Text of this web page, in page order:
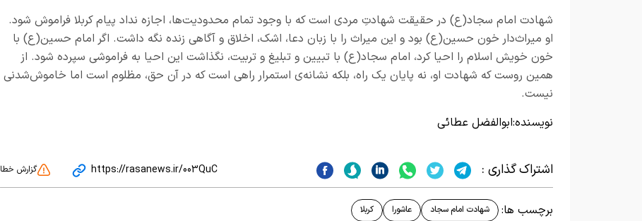
شهادت امام سجاد(ع) در حقیقت شهادتِ مردی است که با وجود تمام محدودیت‌ها، اجازه نداد پیام کربلا فراموش شود.
او میراث‌دار خون حسین(ع) بود و این میراث را با زبان دعا، اشک، اخلاق و آگاهی زنده نگه داشت. اگر امام حسین(ع) با
خون خویش اسلام را احیا کرد، امام سجاد(ع) با تبیین و تبلیغ و تربیت، نگذاشت این احیا به فراموشی سپرده شود. از
همین روست که شهادت او، نه پایان یک راه، بلکه نشانه‌ی استمرار راهی است که در آن حق، مظلوم است اما خاموش‌شدنی
نیست.
نویسنده:ابوالفضل عطائی
اشتراک گذاری : https://rasanews.ir/003QuC گزارش خطا
برچسب ها: شهادت امام سجاد عاشورا کربلا